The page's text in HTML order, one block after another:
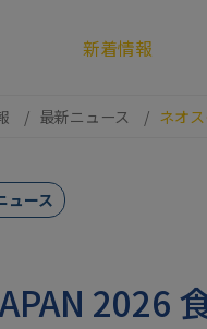
新着情報
最新ニュース ネオ
ュース
2026